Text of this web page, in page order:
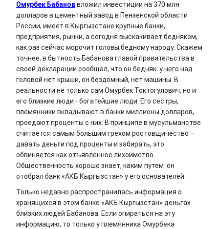
Омурбек Бабановвложил инвестиции на 370 млн
долларов в цементный завод в Пензенской области
России, имеет в Кыргызстане крупные банки,
предприятия, рынки, а сегодня выскакивает бедняком,
как раз сейчас морочит головы бедному народу. Скажем
точнее, в бытность Бабанова главой правительства в
своей декларации сообщал, что он бедняк: у него над
головой нет крыши, он бездомный, нет машины. В
реальности не только сам Омурбек Токтогулович, но и
его близкие люди - богатейшие люди. Его сестры,
племянники вкладывают в банки миллионы долларов,
проедают проценты с них. В принципе в мусульманстве
считается самым большим грехом ростовщичество –
давать деньги под проценты и забирать, это
обвиняется как отъявленное лихоимство.
Общественность хорошо знает, каким путем он
отобрал банк «АКБ Кыргызстан» у его основателей.
Только недавно распространилась информация о
хранящихся в этом банке «АКБ Кыргызстан» деньгах
близких людей Бабанова. Если опираться на эту
информацию, то только у племянника Омурбека